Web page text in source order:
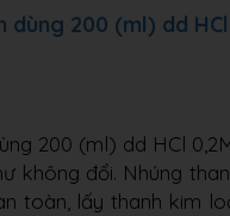
200 (ml) dd
200 (ml) dd HCl
không đổi. Nhúng
toàn, lấy thanh kim